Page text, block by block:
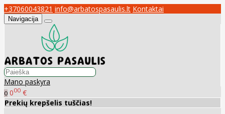
+37060043821 info@arbatospasaulis.lt Kontaktai
Navigacija
Mano paskyra
0 000 €
Prekių krepšelis tuščias!